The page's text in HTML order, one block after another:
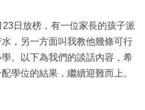
日放榜，有一位家長的孩子派
，另一方面叫我教他幾條可行
。以下為我們的談話內容，希
學位的結果，繼續迎難而上。